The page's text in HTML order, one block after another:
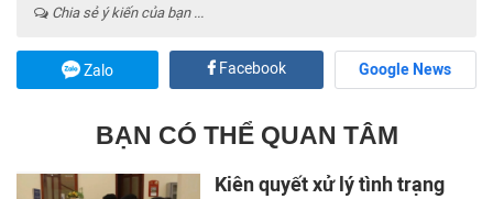
Chia sẻ ý kiến của bạn ...
Zalo Facebook Google News
BẠN CÓ THỂ QUAN TÂM
Kiên quyết xử lý tình trạng